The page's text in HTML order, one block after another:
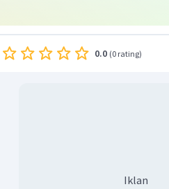
0.0 (0 rating)
Iklan